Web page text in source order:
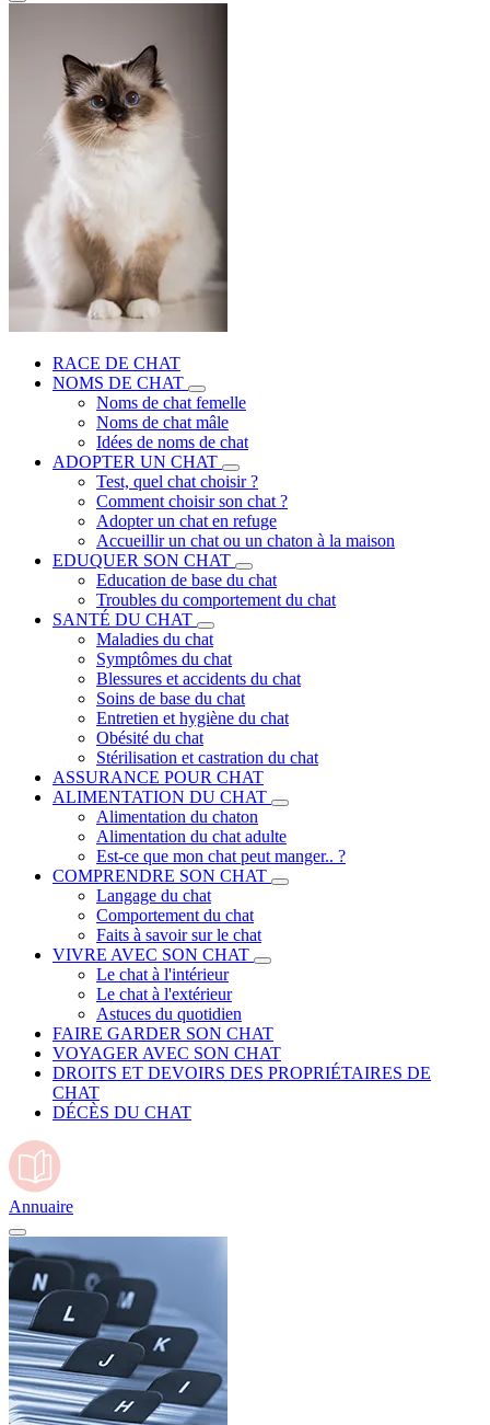
RACE DE CHAT
NOMS DE CHAT
Noms de chat femelle
Noms de chat mâle
Idées de noms de chat
ADOPTER UN CHAT
Test, quel chat choisir ?
Comment choisir son chat ?
Adopter un chat en refuge
Accueillir un chat ou un chaton à la maison
EDUQUER SON CHAT
Education de base du chat
Troubles du comportement du chat
SANTÉ DU CHAT
Maladies du chat
Symptômes du chat
Blessures et accidents du chat
Soins de base du chat
Entretien et hygiène du chat
Obésité du chat
Stérilisation et castration du chat
ASSURANCE POUR CHAT
ALIMENTATION DU CHAT
Alimentation du chaton
Alimentation du chat adulte
Est-ce que mon chat peut manger.. ?
COMPRENDRE SON CHAT
Langage du chat
Comportement du chat
Faits à savoir sur le chat
VIVRE AVEC SON CHAT
Le chat à l'intérieur
Le chat à l'extérieur
Astuces du quotidien
FAIRE GARDER SON CHAT
VOYAGER AVEC SON CHAT
DROITS ET DEVOIRS DES PROPRIÉTAIRES DE
CHAT
DÉCÈS DU CHAT
Annuaire